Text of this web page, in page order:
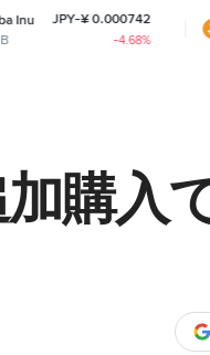
Bitcoin
BTC
購入